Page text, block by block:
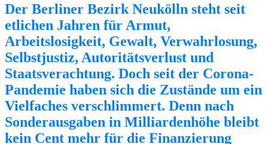
Der Berliner Bezirk Neukölln steht seit
etlichen Jahren für Armut,
Arbeitslosigkeit, Gewalt, Verwahrlosung,
Selbstjustiz, Autoritätsverlust und
Staatsverachtung. Doch seit der Corona-
Pandemie haben sich die Zustände um ein
Vielfaches verschlimmert. Denn nach
Sonderausgaben in Milliardenhöhe bleibt
kein Cent mehr für die Finanzierung